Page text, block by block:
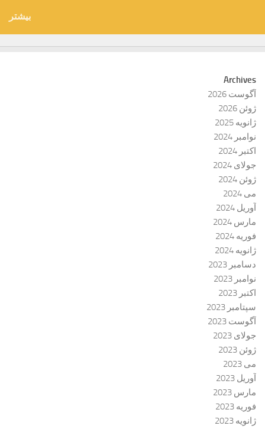
بیشتر
Archives
آگوست 2026
ژوئن 2026
ژانویه 2025
نوامبر 2024
اکتبر 2024
جولای 2024
ژوئن 2024
می 2024
آوریل 2024
مارس 2024
فوریه 2024
ژانویه 2024
دسامبر 2023
نوامبر 2023
اکتبر 2023
سپتامبر 2023
آگوست 2023
جولای 2023
ژوئن 2023
می 2023
آوریل 2023
مارس 2023
فوریه 2023
ژانویه 2023